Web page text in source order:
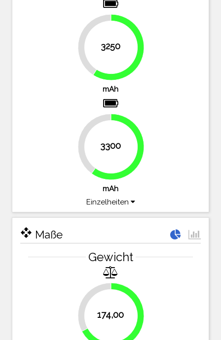
3250
40.9%
59.1%
mAh
3300
40%
60%
mAh
Einzelheiten
open_with Maße
Gewicht
174,00
32.8%
67.2%